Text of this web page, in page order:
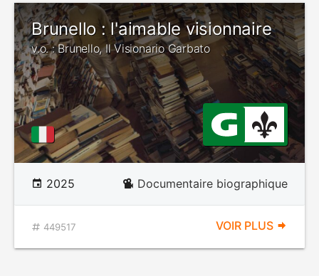
Brunello : l'aimable visionnaire
v.o. : Brunello, Il Visionario Garbato
2025 Documentaire biographique
449517 VOIR PLUS